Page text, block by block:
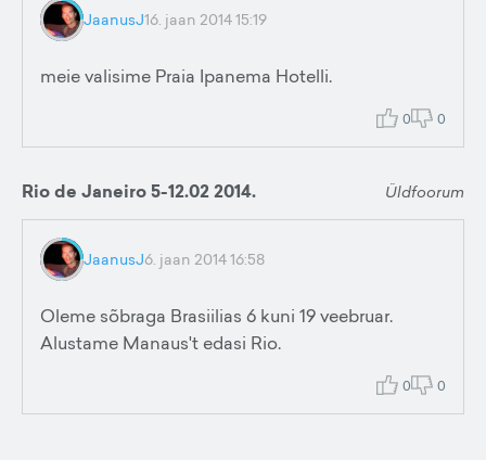
JaanusJ16. jaan 2014 15:19
meie valisime Praia Ipanema Hotelli.
0 0
Rio de Janeiro 5-12.02 2014. Üldfoorum
JaanusJ6. jaan 2014 16:58
Oleme sõbraga Brasiilias 6 kuni 19 veebruar.
Alustame Manaus't edasi Rio.
0 0